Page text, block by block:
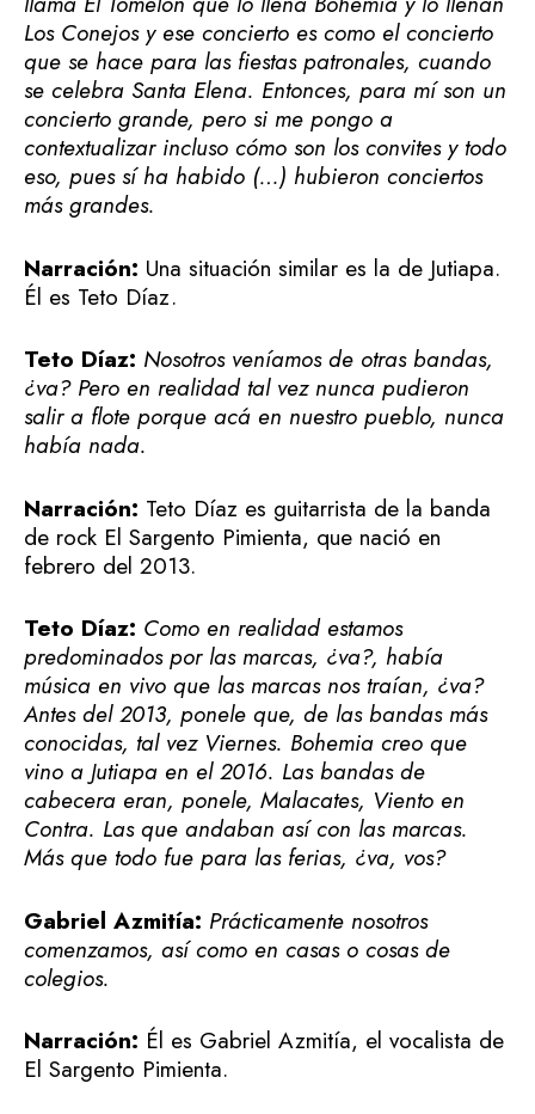
Los Conejos y ese concierto es como el concierto
que se hace para las fiestas patronales, cuando
se celebra Santa Elena. Entonces, para mí son un
concierto grande, pero si me pongo a
contextualizar incluso cómo son los convites y todo
eso, pues sí ha habido (…) hubieron conciertos
más grandes.
Narración: Una situación similar es la de Jutiapa.
Él es Teto Díaz.
Teto Díaz: Nosotros veníamos de otras bandas,
¿va? Pero en realidad tal vez nunca pudieron
salir a flote porque acá en nuestro pueblo, nunca
había nada.
Narración: Teto Díaz es guitarrista de la banda
de rock El Sargento Pimienta, que nació en
febrero del 2013.
Teto Díaz: Como en realidad estamos
predominados por las marcas, ¿va?, había
música en vivo que las marcas nos traían, ¿va?
Antes del 2013, ponele que, de las bandas más
conocidas, tal vez Viernes. Bohemia creo que
vino a Jutiapa en el 2016. Las bandas de
cabecera eran, ponele, Malacates, Viento en
Contra. Las que andaban así con las marcas.
Más que todo fue para las ferias, ¿va, vos?
Gabriel Azmitía: Prácticamente nosotros
comenzamos, así como en casas o cosas de
colegios.
Narración: Él es Gabriel Azmitía, el vocalista de
El Sargento Pimienta.